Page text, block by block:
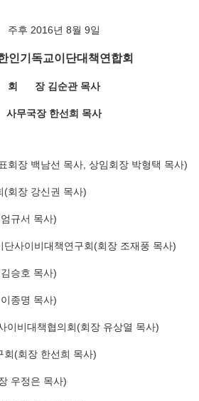
주후 2016년 8월 9일
인기독교이단대책연합회
회 장 김순관 목사
사무국장 한선희 목사
회장 백남선 목사, 상임회장 박형택 목사)
(회장 강신권 목사)
규서 목사)
단사이비대책연구회(회장 조재풍 목사)
승호 목사)
종명 목사)
이비대책협의회(회장 유상열 목사)
회(회장 한선희 목사)
우정은 목사)